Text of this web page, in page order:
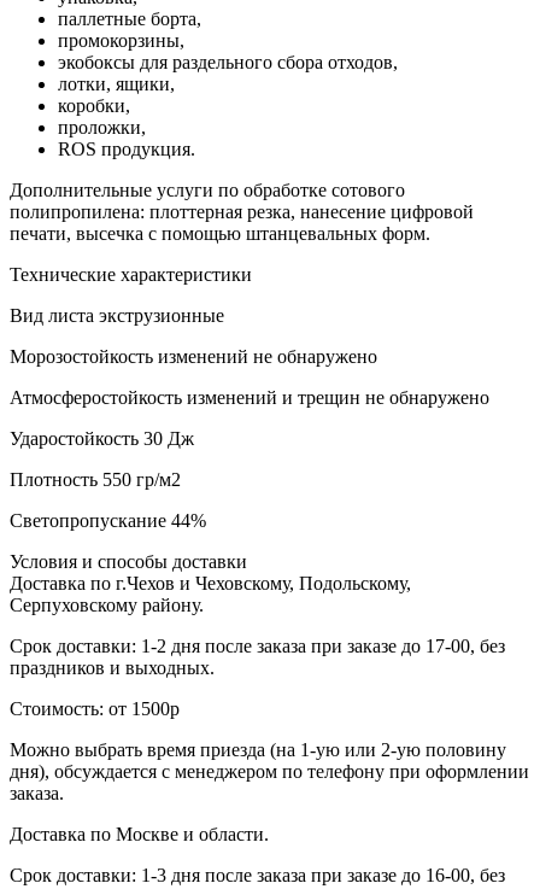
паллетные борта,
промокорзины,
экобоксы для раздельного сбора отходов,
лотки, ящики,
коробки,
проложки,
ROS продукция.
Дополнительные услуги по обработке сотового
полипропилена: плоттерная резка, нанесение цифровой
печати, высечка с помощью штанцевальных форм.
Технические характеристики
Вид листа экструзионные
Морозостойкость изменений не обнаружено
Атмосферостойкость изменений и трещин не обнаружено
Ударостойкость 30 Дж
Плотность 550 гр/м2
Светопропускание 44%
Условия и способы доставки
Доставка по г.Чехов и Чеховскому, Подольскому,
Серпуховскому району.
Срок доставки: 1-2 дня после заказа при заказе до 17-00, без
праздников и выходных.
Стоимость: от 1500р
Можно выбрать время приезда (на 1-ую или 2-ую половину
дня), обсуждается с менеджером по телефону при оформлении
заказа.
Доставка по Москве и области.
Срок доставки: 1-3 дня после заказа при заказе до 16-00, без